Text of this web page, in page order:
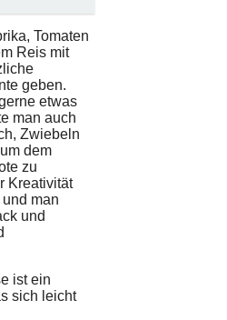
Tomaten
Reis mit
geben.
etwas
man auch
Zwiebeln
dem
zu
Kreativität
man
und
ist ein
sich leicht